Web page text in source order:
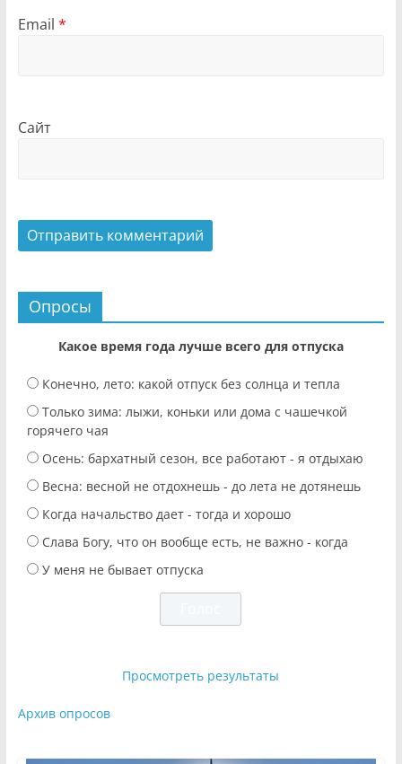
Email *
Сайт
Опросы
Какое время года лучше всего для отпуска
Конечно, лето: какой отпуск без солнца и тепла
Только зима: лыжи, коньки или дома с чашечкой
горячего чая
Осень: бархатный сезон, все работают - я отдыхаю
Весна: весной не отдохнешь - до лета не дотянешь
Когда начальство дает - тогда и хорошо
Слава Богу, что он вообще есть, не важно - когда
У меня не бывает отпуска
Просмотреть результаты
Архив опросов